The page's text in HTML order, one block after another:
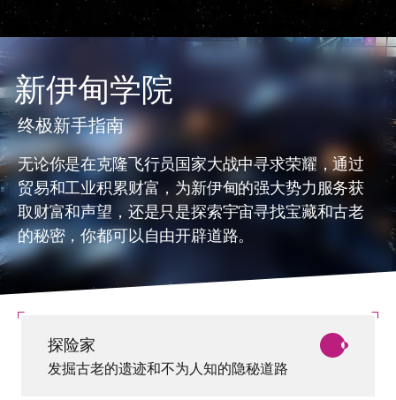
新伊甸学院
终极新手指南
无论你是在克隆飞行员国家大战中寻求荣耀，通过
贸易和工业积累财富，为新伊甸的强大势力服务获
取财富和声望，还是只是探索宇宙寻找宝藏和古老
的秘密，你都可以自由开辟道路。
探险家
发掘古老的遗迹和不为人知的隐秘道路